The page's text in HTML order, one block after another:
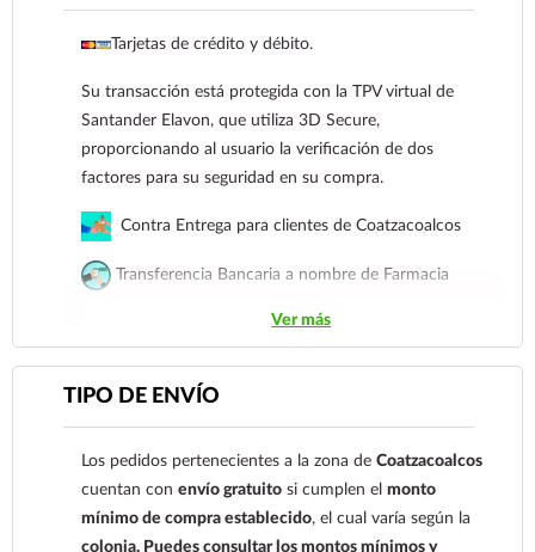
gases y cólicos.
El paquete incluye 4 mamilas clásicas de repuesto,
perfectas para renovar constantemente los biberones
de cuello angosto de tu hijo y asegurar una
alimentación higiénica en todo momento. Confía en la
experiencia de Evenflo para brindarle a tu bebé la
protección, el confort y el bienestar que merece en
cada etapa de su desarrollo.
Tarjetas de crédito y débito.
Su transacción está protegida con la TPV virtual
proporcionando al usuario la verificación de dos
factores para su seguridad en su compra.
Contra Entrega para clientes de
Tarjetas de crédito y débito.
Su transacción está protegida con la TPV virtual de
Santander Elavon, que utiliza 3D Secure,
proporcionando al usuario la verificación de dos
factores para su seguridad en su compra.
Contra Entrega para clientes de Coatzacoalcos
Transferencia Bancaria a nombre de Farmacia
cuenta: Clave: 014854655008143954
Para esta forma de pago el cliente deberá enviar su
comprobante de pago a al siguiente correo
nuestro
921 261 8491
Ver más
TIPO DE ENVÍO
Los pedidos pertenecientes a la zona deCoatzacoalcos
cuentan conenvío gratuito si cumplen elmonto
mínimo de compra establecido, el cual varía según la
colonia. Puedes consultar los montos mínimos y